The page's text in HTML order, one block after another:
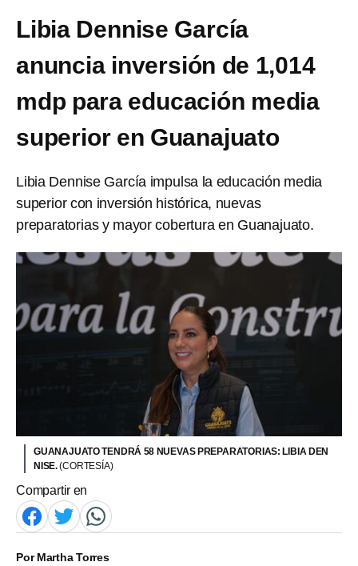
Libia Dennise García
anuncia inversión de 1,014
mdp para educación media
superior en Guanajuato
Libia Dennise García impulsa la educación media
superior con inversión histórica, nuevas
preparatorias y mayor cobertura en Guanajuato.
GUANAJUATO TENDRÁ 58 NUEVAS PREPARATORIAS: LIBIA DEN
NISE.(CORTESÍA)
Compartir en
PorMartha Torres